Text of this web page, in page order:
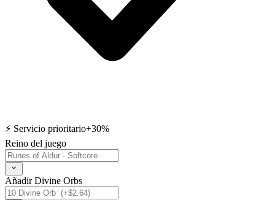
⚡ Servicio prioritario+30%
Reino del juego
Añadir Divine Orbs